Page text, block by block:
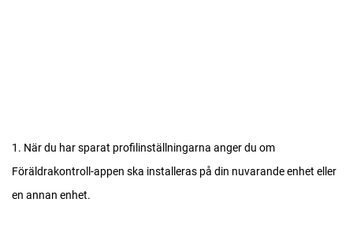
1. När du har sparat profilinställningarna anger du om
Föräldrakontroll-appen ska installeras på din nuvarande enhet eller
en annan enhet.